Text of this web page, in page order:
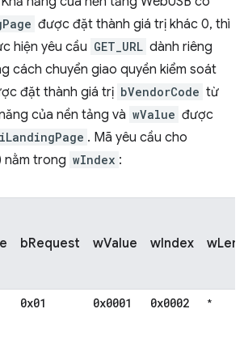
được đặt thành giá trị khác 0, thì
hiện yêu cầu GET_URL dành riêng
cách chuyển giao quyền kiểm soát
đặt thành giá trị bVendorCode từ
của nền tảng và wValue được
iLandingPage . Mã yêu cầu cho
nằm trong wIndex :
bRequest wValue wIndex
0x01 0x0001 0x0002 *